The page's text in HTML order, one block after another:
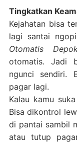
Tingkatkan
Kejahatan bisa
lagi santai
Otomatis
otomatis. Jadi
ngunci sendiri.
pagar lagi.
Kalau kamu
Bisa dikontrol
di pantai sambil
atau tutup